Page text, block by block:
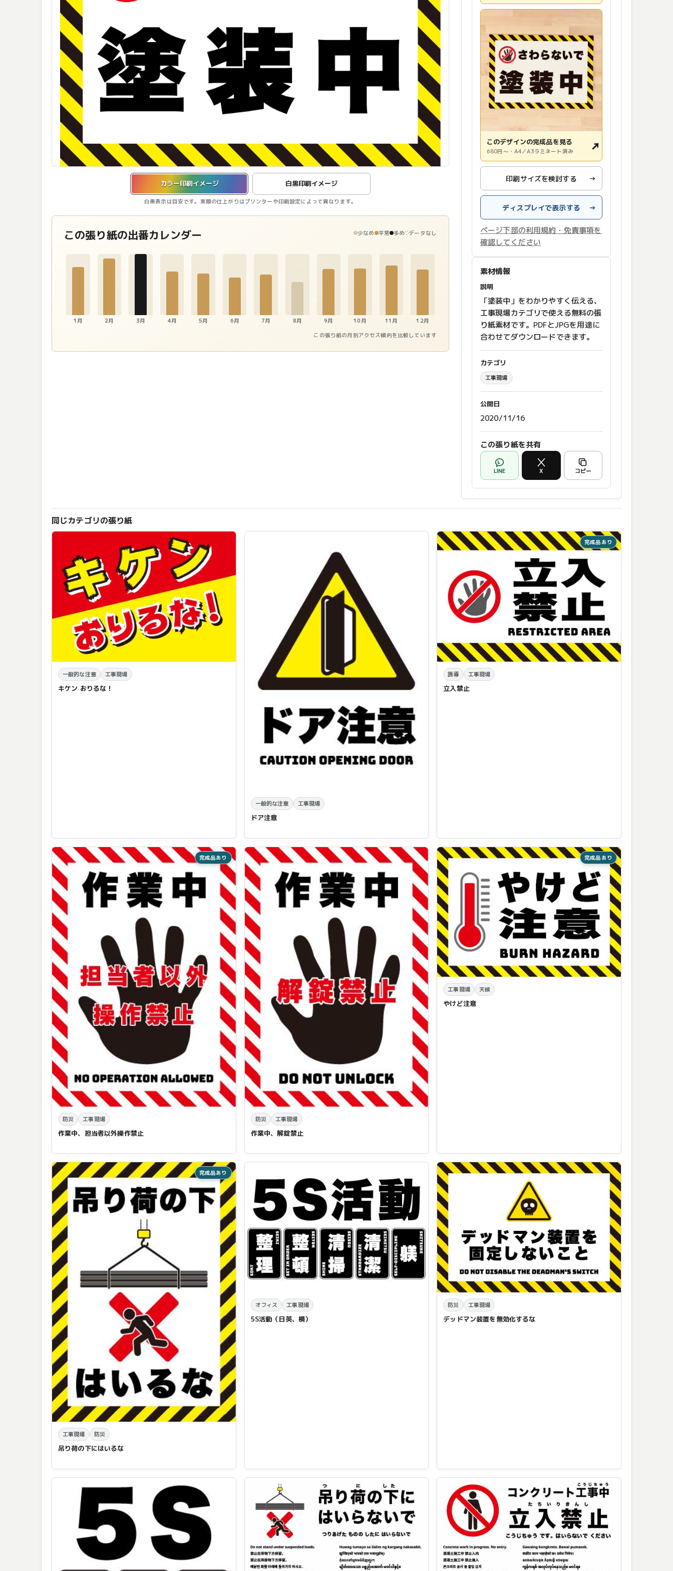
カラー印刷イメージ 白黒印刷イメージ
白黒表示は目安です。実際の仕上がりはプリンターや印刷設定によって異なります。
カラー印刷イメージを表示しています。
この張り紙の出番カレンダー 少なめ 平常 多め データなし
1月 2月 3月 4月 5月 6月 7月 8月 9月 10月 11月 12月
この張り紙の月別アクセス傾向を比較しています
このデザインの完成品を見る
680円〜・A4／A3ラミネート済み ↗
印刷サイズを検討する →
ディスプレイで表示する →
ページ下部の利用規約・免責事項を
確認してください
素材情報
説明
「塗装中」をわかりやすく伝える、
工事現場カテゴリで使える無料の張
り紙素材です。PDFとJPGを用途に
合わせてダウンロードできます。
カテゴリ
工事現場
公開日
2020/11/16
この張り紙を共有
LINE X コピー
同じカテゴリの張り紙
一般的な注意 工事現場
キケン おりるな！
一般的な注意 工事現場
ドア注意
完成品あり
誘導 工事現場
立入禁止
完成品あり
防災 工事現場
作業中、担当者以外操作禁止
防災 工事現場
作業中、解錠禁止
完成品あり
工事現場 天候
やけど注意
完成品あり
工事現場 防災
吊り荷の下にはいるな
オフィス 工事現場
5S活動（日英、横）
防災 工事現場
デッドマン装置を無効化するな